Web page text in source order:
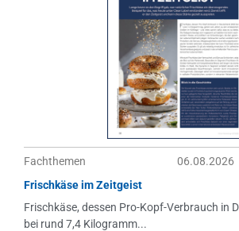
Fachthemen
06.08.2026
Frischkäse im Zeitgeist
Frischkäse, dessen Pro-Kopf-Verbrauch in
bei rund 7,4 Kilogramm...